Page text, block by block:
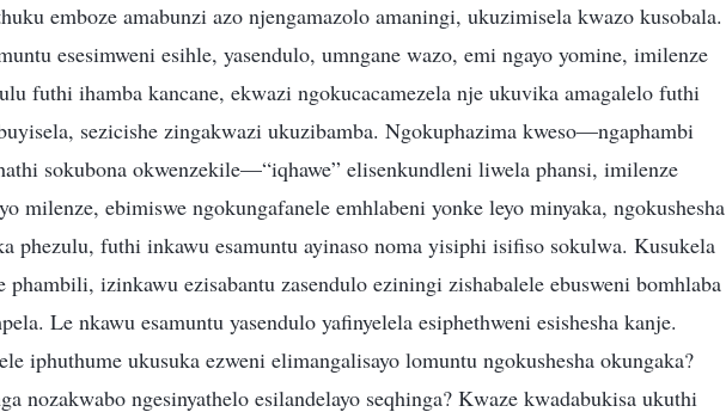
emboze amabunzi azo njengamazolo amaningi, ukuzimisela kwazo kusobala.
esesimweni esihle, yasendulo, umngane wazo, emi ngayo yomine, imilenze
futhi ihamba kancane, ekwazi ngokucacamezela nje ukuvika amagalelo futhi
sezicishe zingakwazi ukuzibamba. Ngokuphazima kweso—ngaphambi
sokubona okwenzekile—“iqhawe” elisenkundleni liwela phansi, imilenze
milenze, ebimiswe ngokungafanele emhlabeni yonke leyo minyaka, ngokushesha
phezulu, futhi inkawu esamuntu ayinaso noma yisiphi isifiso sokulwa. Kusukela
izinkawu ezisabantu zasendulo eziningi zishabalele ebusweni bomhlaba
Le nkawu esamuntu yasendulo yafinyelela esiphethweni esishesha kanje.
iphuthume ukusuka ezweni elimangalisayo lomuntu ngokushesha okungaka?
nozakwabo ngesinyathelo esilandelayo seqhinga? Kwaze kwadabukisa ukuthi